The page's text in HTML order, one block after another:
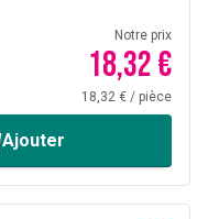
Notre prix
18,32 €
18,32 € / pièce
Ajouter